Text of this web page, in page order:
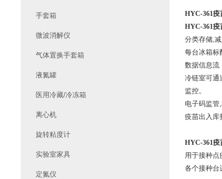
HYC-361疫
HYC-361疫
分类存储,
每台冰箱标
数据信息流
冷链室可通
监控。
电子码监管
疫苗出入库
HYC-361疫
用于接种点
各个接种台
手套箱
微波消解仪
气体置换手套箱
液氮罐
医用冷藏/冷冻箱
离心机
旋转粘度计
实验室家具
定氮仪